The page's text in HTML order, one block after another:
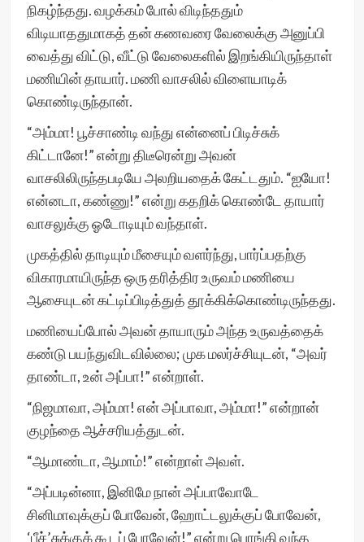
நிகழ்ந்தது. வழக்கம் போல் விடிந்ததும்
விடியாததுமாகத் தன் கணவரை வேலைக்கு அனுப்பி
வைத்து விட்டு, வீட்டு வேலைகளில் இறங்கியிருந்தாள்
மணியின் தாயார். மணி வாசலில் விளையாடிக்
கொண்டிருந்தான்.
“அம்மா! பூச்சாண்டி வந்து என்னைப் பிடிச்சுக்
கிட்டானே!” என்று திடீரென்று அவன்
வாசலிலிருந்தபடியே அலறியதைக் கேட்டதும். “ஐயோ!
என்னடா, கண்ணு!” என்று கதறிக் கொண்டே தாயார்
வாசலுக்கு ஓடோடியும் வந்தாள்.
முகத்தில் தாடியும் மீசையும் வளர்ந்து, பார்ப்பதற்கு
விகாரமாயிருந்த ஒரு தரித்திர உருவம் மணியை
ஆசையுடன் கட்டிப்பிடித்துத் தூக்கிக்கொண்டிருந்தது.
மணியைப்போல் அவன் தாயாரும் அந்த உருவத்தைக்
கண்டு பயந்துவிடவில்லை; முக மலர்ச்சியுடன், “அவர்
தாண்டா, உன் அப்பா!” என்றாள்.
“நிஜமாவா, அம்மா! என் அப்பாவா, அம்மா!” என்றான்
குழந்தை ஆச்சரியத்துடன்.
“ஆமாண்டா, ஆமாம்!” என்றாள் அவள்.
“அப்படின்னா, இனிமே நான் அப்பாவோடே
சினிமாவுக்குப் போவேன், ஹோட்டலுக்குப் போவேன்,
‘பீச்’சுக்குக் கூடப் போவேன்!” என்று பொங்கி வந்த